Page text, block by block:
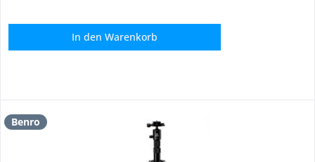
In den Warenkorb
Benro